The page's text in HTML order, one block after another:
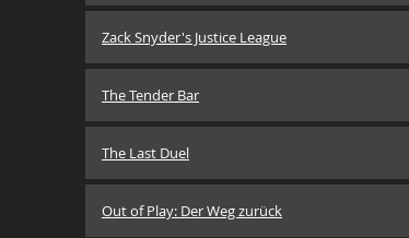
Zack Snyder's Justice League
The Tender Bar
The Last Duel
Out of Play: Der Weg zurück